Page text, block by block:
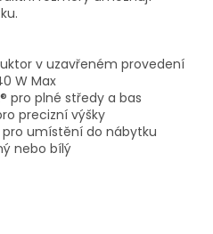
v uzavřeném provedení
W Max
pro plné středy a bas
precizní výšky
pro umístění do nábytku
nebo bílý